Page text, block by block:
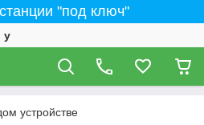
"под ключ"
y
устройстве